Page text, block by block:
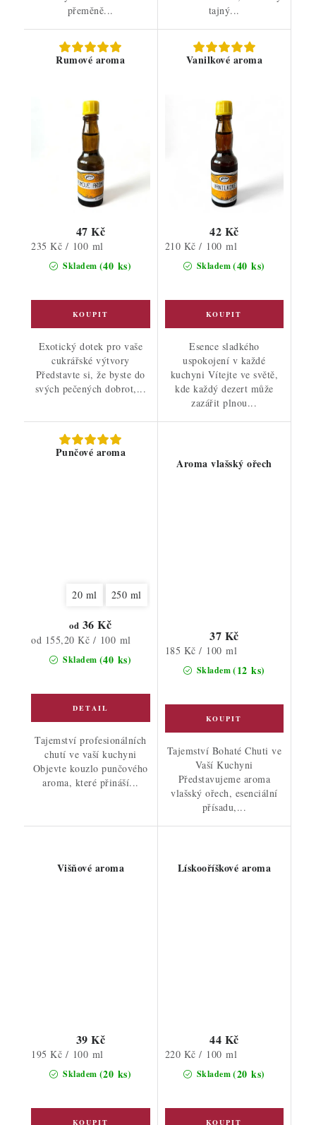
přeměně...
tajný...
Rumové aroma
Skladem (40 ks)
47 Kč
Měrná
cena:
235 Kč / 100 ml
Exotický dotek pro vaše
cukrářské výtvory
Představte si, že byste do
svých pečených dobrot,...
Vanilkové aroma
Skladem(40 ks)
42 Kč
Měrná
cena:
210 Kč / 100 ml
Esence sladkého
uspokojení v každé
kuchyni Vítejte ve světě,
kde každý dezert může
zazářit plnou...
Punčové aroma
20 ml 250 ml
Skladem (40 ks)
od 36 Kč
Měrná
cena:
od 155,20 Kč / 100 ml
Tajemství profesionálních
chutí ve vaší kuchyni
Objevte kouzlo punčového
aroma, které přináší...
Aroma vlašský ořech
Skladem(12 ks)
37 Kč
Měrná
cena:
185 Kč / 100 ml
Tajemství Bohaté Chuti ve
Vaší Kuchyni
Představujeme aroma
vlašský ořech, esenciální
přísadu,...
Višňové aroma
Skladem (20 ks)
39 Kč
Měrná
cena:
195 Kč / 100 ml
Lískooříškové aroma
Skladem(20 ks)
44 Kč
Měrná
cena:
220 Kč / 100 ml